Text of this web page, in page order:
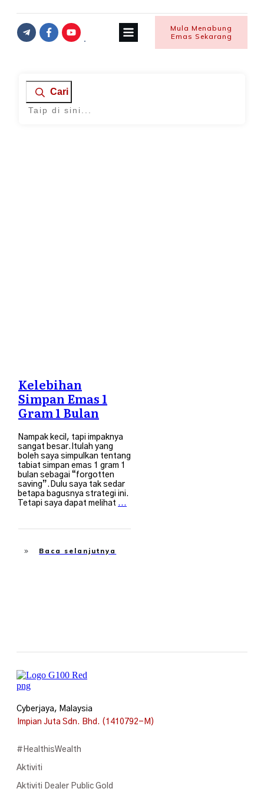
Mula Menabung
Emas Sekarang
Cari
Kelebihan
Simpan Emas 1
Gram 1 Bulan
Nampak kecil, tapi impaknya
sangat besar.Itulah yang
boleh saya simpulkan tentang
tabiat simpan emas 1 gram 1
bulan sebagai “forgotten
saving”.Dulu saya tak sedar
betapa bagusnya strategi ini.
Tetapi saya dapat melihat ...
Baca selanjutnya
Cyberjaya, Malaysia
Impian Juta Sdn. Bhd. (1410792-M)
#HealthisWealth
Aktiviti
Aktiviti Dealer Public Gold